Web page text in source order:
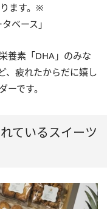
ます。※
ベース」
養素「DHA」のみな
、疲れたからだに嬉し
です。
ているスイーツ